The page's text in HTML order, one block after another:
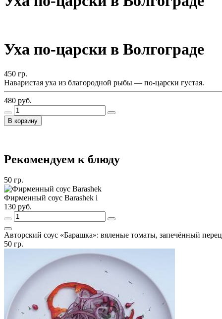
Уха по-царски в Волгограде
450 гр.
Наваристая уха из благородной рыбы — по-царски густая.
480 руб.
В корзину
Рекомендуем к блюду
50 гр.
Фирменный соус Barashek i
130 руб.
Авторский соус «Барашка»: вяленые томаты, запечённый
50 гр.